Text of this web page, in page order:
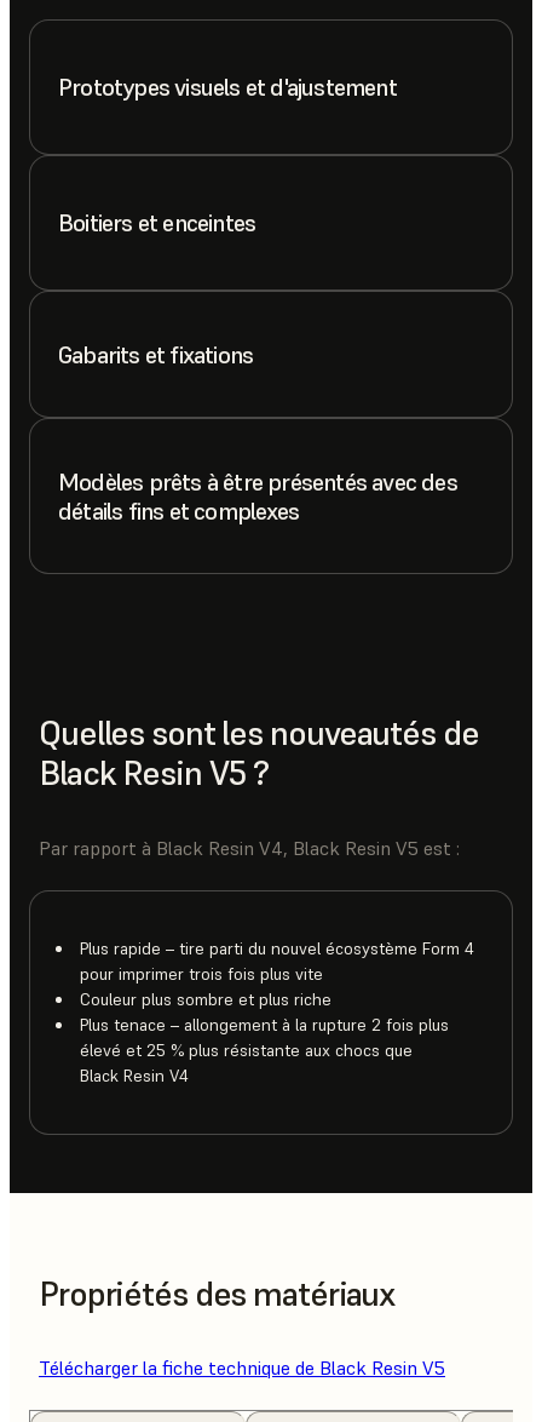
Prototypes visuels et d'ajustement
Boitiers et enceintes
Gabarits et fixations
Modèles prêts à être présentés avec des
détails fins et complexes
Quelles sont les nouveautés de
Black Resin V5 ?
Par rapport à Black Resin V4, Black Resin V5 est :
Plus rapide – tire parti du nouvel écosystème Form 4
pour imprimer trois fois plus vite
Couleur plus sombre et plus riche
Plus tenace – allongement à la rupture 2 fois plus
élevé et 25 % plus résistante aux chocs que
Black Resin V4
Propriétés des matériaux
Télécharger la fiche technique de Black Resin V5